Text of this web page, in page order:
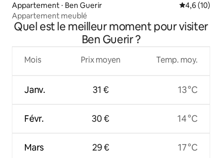
Appartement ⋅ Ben Guerir Évaluation
4,6 (10)
Appartement meublé
Quel est le meilleur moment pour visiter
Ben Guerir ?
Mois
Janv.
Févr.
Mars
Prix moyen
31 €
30 €
29 €
Temp. moy.
13 °C
14 °C
17 °C